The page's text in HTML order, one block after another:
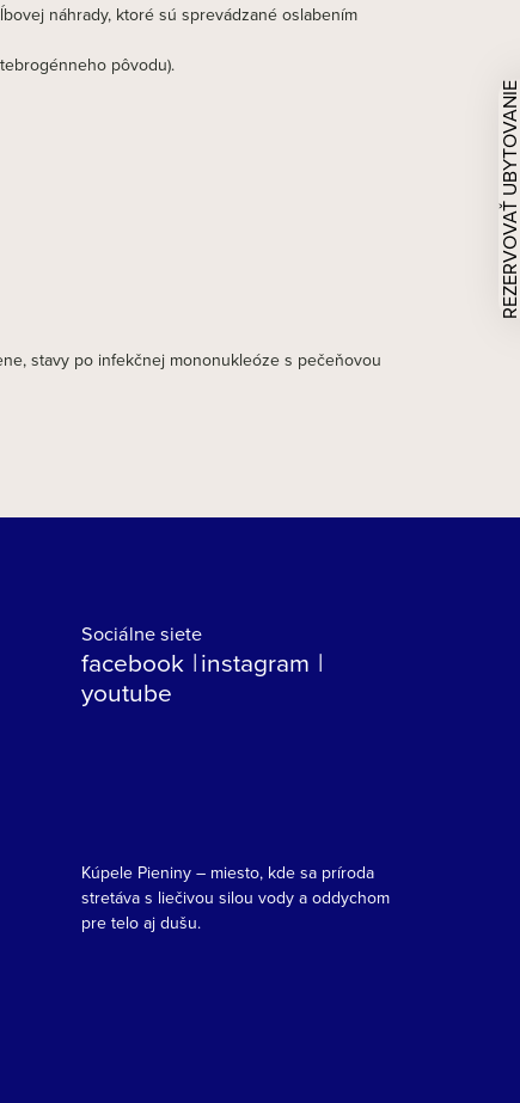
náhrady, ktoré sú sprevádzané oslabením
pôvodu).
stavy po infekčnej mononukleóze s pečeňovou
Sociálne siete
facebook instagram
youtube
Kúpele Pieniny – miesto, kde sa príroda
stretáva s liečivou silou vody a oddychom
pre telo aj dušu.